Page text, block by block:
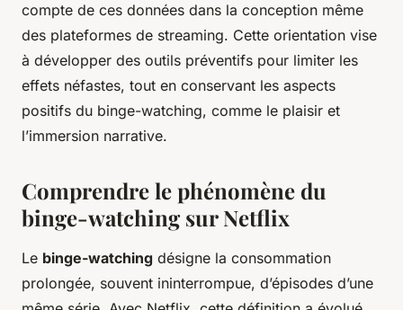
compte de ces données dans la conception même
des plateformes de streaming. Cette orientation vise
à développer des outils préventifs pour limiter les
effets néfastes, tout en conservant les aspects
positifs du binge-watching, comme le plaisir et
l’immersion narrative.
Comprendre le phénomène du
binge-watching sur Netflix
Le binge-watching désigne la consommation
prolongée, souvent ininterrompue, d’épisodes d’une